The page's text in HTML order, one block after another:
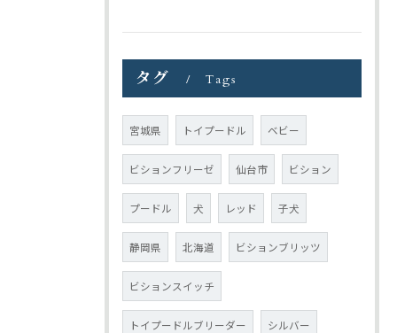
タグ Tags
宮城県 トイプードル ベビー
ビションフリーゼ 仙台市 ビション
プードル 犬 レッド 子犬
静岡県 北海道 ビションブリッツ
ビションスイッチ
トイプードルブリーダー シルバー